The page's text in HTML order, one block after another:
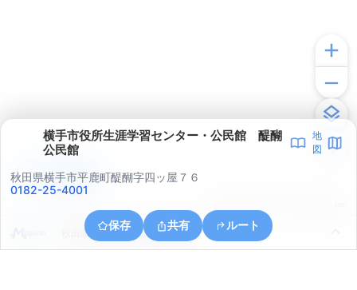
横手市役所生涯学習センター・公民館 醍醐
公民館
地
図
秋田県横手市平鹿町醍醐字四ッ屋７６
0182-25-4001
保存 共有 ルート
秋田県横手市平鹿町醍醐上醍醐
アプリで見る